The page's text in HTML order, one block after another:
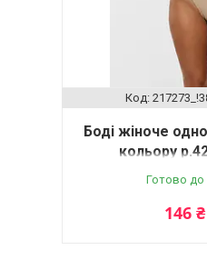
Боді жіноче
кольору
Готово до
146 ₴